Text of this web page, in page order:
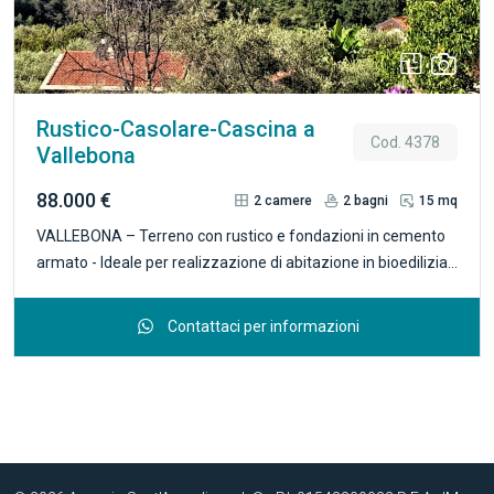
la proprietà è comoda ed asfaltata. Terreno circostante in
parte a bosco ed in parte a fasce coltivate di circa 4.700 mq.
compreso nel prezzo. Ideale casa per coloro che desiderano
vivere immersi nel verde e godere di totale privacy. R. 4379
Rustico-Casolare-Cascina a
Vallebona
Cod. 4378
88.000 € 2camere 2 bagni 15 mq
VALLEBONA – Terreno con rustico e fondazioni in cemento
armato - Ideale per realizzazione di abitazione in bioedilizia
accessibile, proponiamo terreno di circa 5.500 mq,
terrazzato su ampie fasce, in parte coltivato ad uliveto e
Contattaci per informazioni